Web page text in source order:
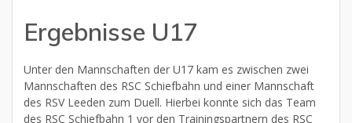
Ergebnisse U17
Unter den Mannschaften der U17 kam es zwischen zwei
Mannschaften des RSC Schiefbahn und einer Mannschaft
des RSV Leeden zum Duell. Hierbei konnte sich das Team
des RSC Schiefbahn 1 vor den Trainingspartnern des RSC